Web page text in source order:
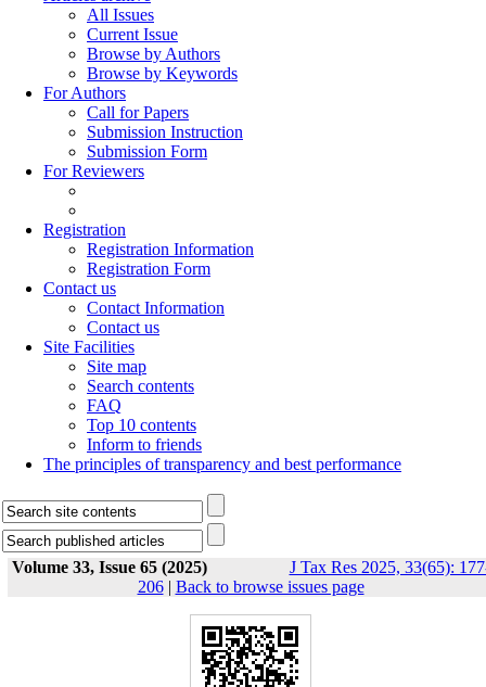
All Issues
Current Issue
Browse by Authors
Browse by Keywords
For Authors
Call for Papers
Submission Instruction
Submission Form
For Reviewers
Registration
Registration Information
Registration Form
Contact us
Contact Information
Contact us
Site Facilities
Site map
Search contents
FAQ
Top 10 contents
Inform to friends
The principles of transparency and best performance
Volume 33, Issue 65 (2025)
J Tax Res 2025, 33(65):
206| Back to browse issues page